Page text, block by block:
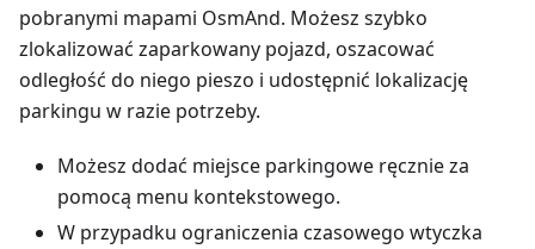
pobranymi mapami OsmAnd. Możesz szybko
zlokalizować zaparkowany pojazd, oszacować
odległość do niego pieszo i udostępnić lokalizację
parkingu w razie potrzeby.
Możesz dodać miejsce parkingowe ręcznie za
pomocą menu kontekstowego.
W przypadku ograniczenia czasowego wtyczka